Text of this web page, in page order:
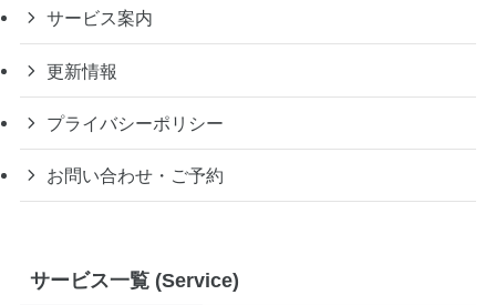
サービス案内
更新情報
プライバシーポリシー
お問い合わせ・ご予約
サービス一覧 (Service)